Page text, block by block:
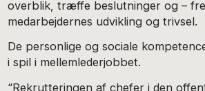
overblik, træffe beslutninger og –
medarbejdernes udvikling og trivsel.
De personlige og sociale
i spil i mellemlederjobbet.
“Rekrutteringen af chefer i den